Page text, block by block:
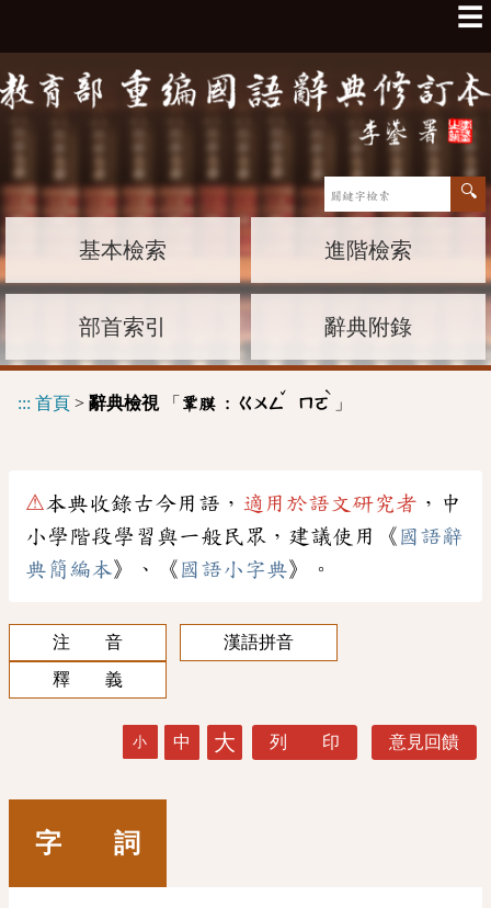
☰
基本檢索 進階檢索
部首索引 辭典附錄
::: 首頁 > 辭典檢視「 鞏膜 : ㄍㄨㄥ
ˇ
ㄇㄛ
ˋ
」
⚠本典收錄古今用語， 適用於語文研究者 ，中
小學階段學習與一般民眾，建議使用《 國語辭
典簡編本》、《 國語小字典》。
注 音
漢語拼音
釋 義
小 中 大 列 印 意見回饋
字 詞